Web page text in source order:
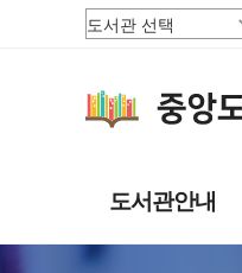
도서관안내